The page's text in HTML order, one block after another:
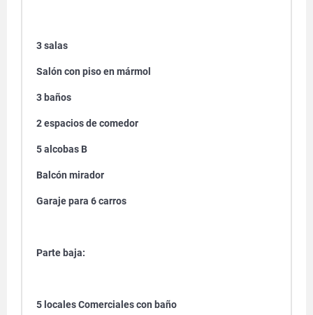
3 salas
Salón con piso en mármol
3 baños
2 espacios de comedor
5 alcobas B
Balcón mirador
Garaje para 6 carros
Parte baja:
5 locales Comerciales con baño